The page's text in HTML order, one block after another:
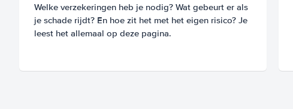
Welke verzekeringen heb je nodig? Wat gebeurt er als
je schade rijdt? En hoe zit het met het eigen risico? Je
leest het allemaal op deze pagina.